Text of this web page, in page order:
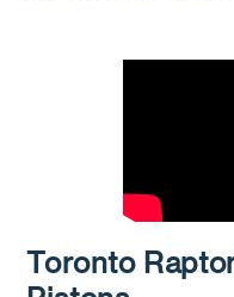
Toronto